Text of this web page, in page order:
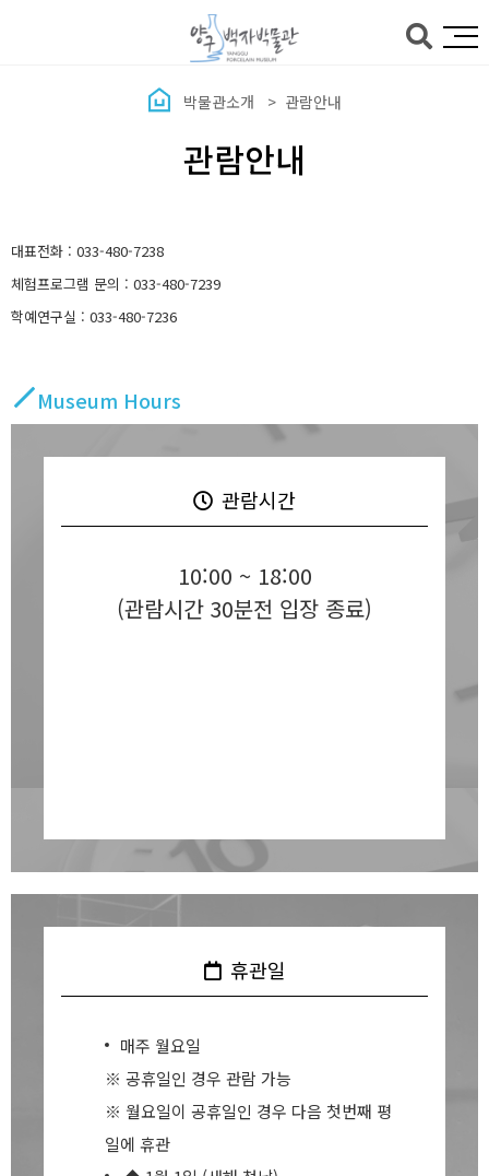
박물관소개 관람안내
관람안내
대표전화 : 033-480-7238
체험프로그램 문의 : 033-480-7239
학예연구실 : 033-480-7236
Museum Hours
관람시간
10:00 ~ 18:00
(관람시간 30분전 입장 종료)
휴관일
매주 월요일
※ 공휴일인 경우 관람 가능
※ 월요일이 공휴일인 경우 다음 첫번째 평
일에 휴관